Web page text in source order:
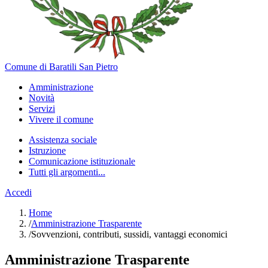
Comune di Baratili San Pietro
Amministrazione
Novità
Servizi
Vivere il comune
Assistenza sociale
Istruzione
Comunicazione istituzionale
Tutti gli argomenti...
Accedi
Home
/Amministrazione Trasparente
/Sovvenzioni, contributi, sussidi, vantaggi economici
Amministrazione Trasparente